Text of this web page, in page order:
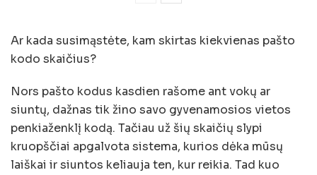
Ar kada susimąstėte, kam skirtas kiekvienas pašto
kodo skaičius?
Nors pašto kodus kasdien rašome ant vokų ar
siuntų, dažnas tik žino savo gyvenamosios vietos
penkiaženklį kodą. Tačiau už šių skaičių slypi
kruopščiai apgalvota sistema, kurios dėka mūsų
laiškai ir siuntos keliauja ten, kur reikia. Tad kuo